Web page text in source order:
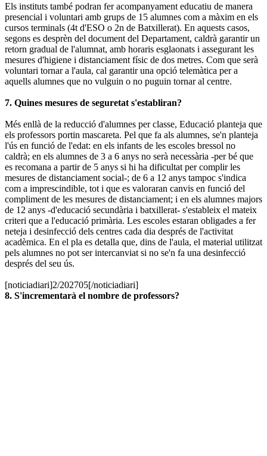
Els instituts també podran fer acompanyament educatiu de manera
presencial i voluntari amb grups de 15 alumnes com a màxim en els
cursos terminals (4t d'ESO o 2n de Batxillerat). En aquests casos,
segons es desprèn del document del Departament, caldrà garantir un
retorn gradual de l'alumnat, amb horaris esglaonats i assegurant les
mesures d'higiene i distanciament físic de dos metres. Com que serà
voluntari tornar a l'aula, cal garantir una opció telemàtica per a
aquells alumnes que no vulguin o no puguin tornar al centre.
7. Quines mesures de seguretat s'establiran?
Més enllà de la reducció d'alumnes per classe, Educació planteja que
els professors portin mascareta. Pel que fa als alumnes, se'n planteja
l'ús en funció de l'edat: en els infants de les escoles bressol no
caldrà; en els alumnes de 3 a 6 anys no serà necessària -per bé que
es recomana a partir de 5 anys si hi ha dificultat per complir les
mesures de distanciament social-; de 6 a 12 anys tampoc s'indica
com a imprescindible, tot i que es valoraran canvis en funció del
compliment de les mesures de distanciament; i en els alumnes majors
de 12 anys -d'educació secundària i batxillerat- s'estableix el mateix
criteri que a l'educació primària. Les escoles estaran obligades a fer
neteja i desinfecció dels centres cada dia després de l'activitat
acadèmica. En el pla es detalla que, dins de l'aula, el material utilitzat
pels alumnes no pot ser intercanviat si no se'n fa una desinfecció
després del seu ús.
[noticiadiari]2/202705[/noticiadiari]
8. S'incrementarà el nombre de professors?